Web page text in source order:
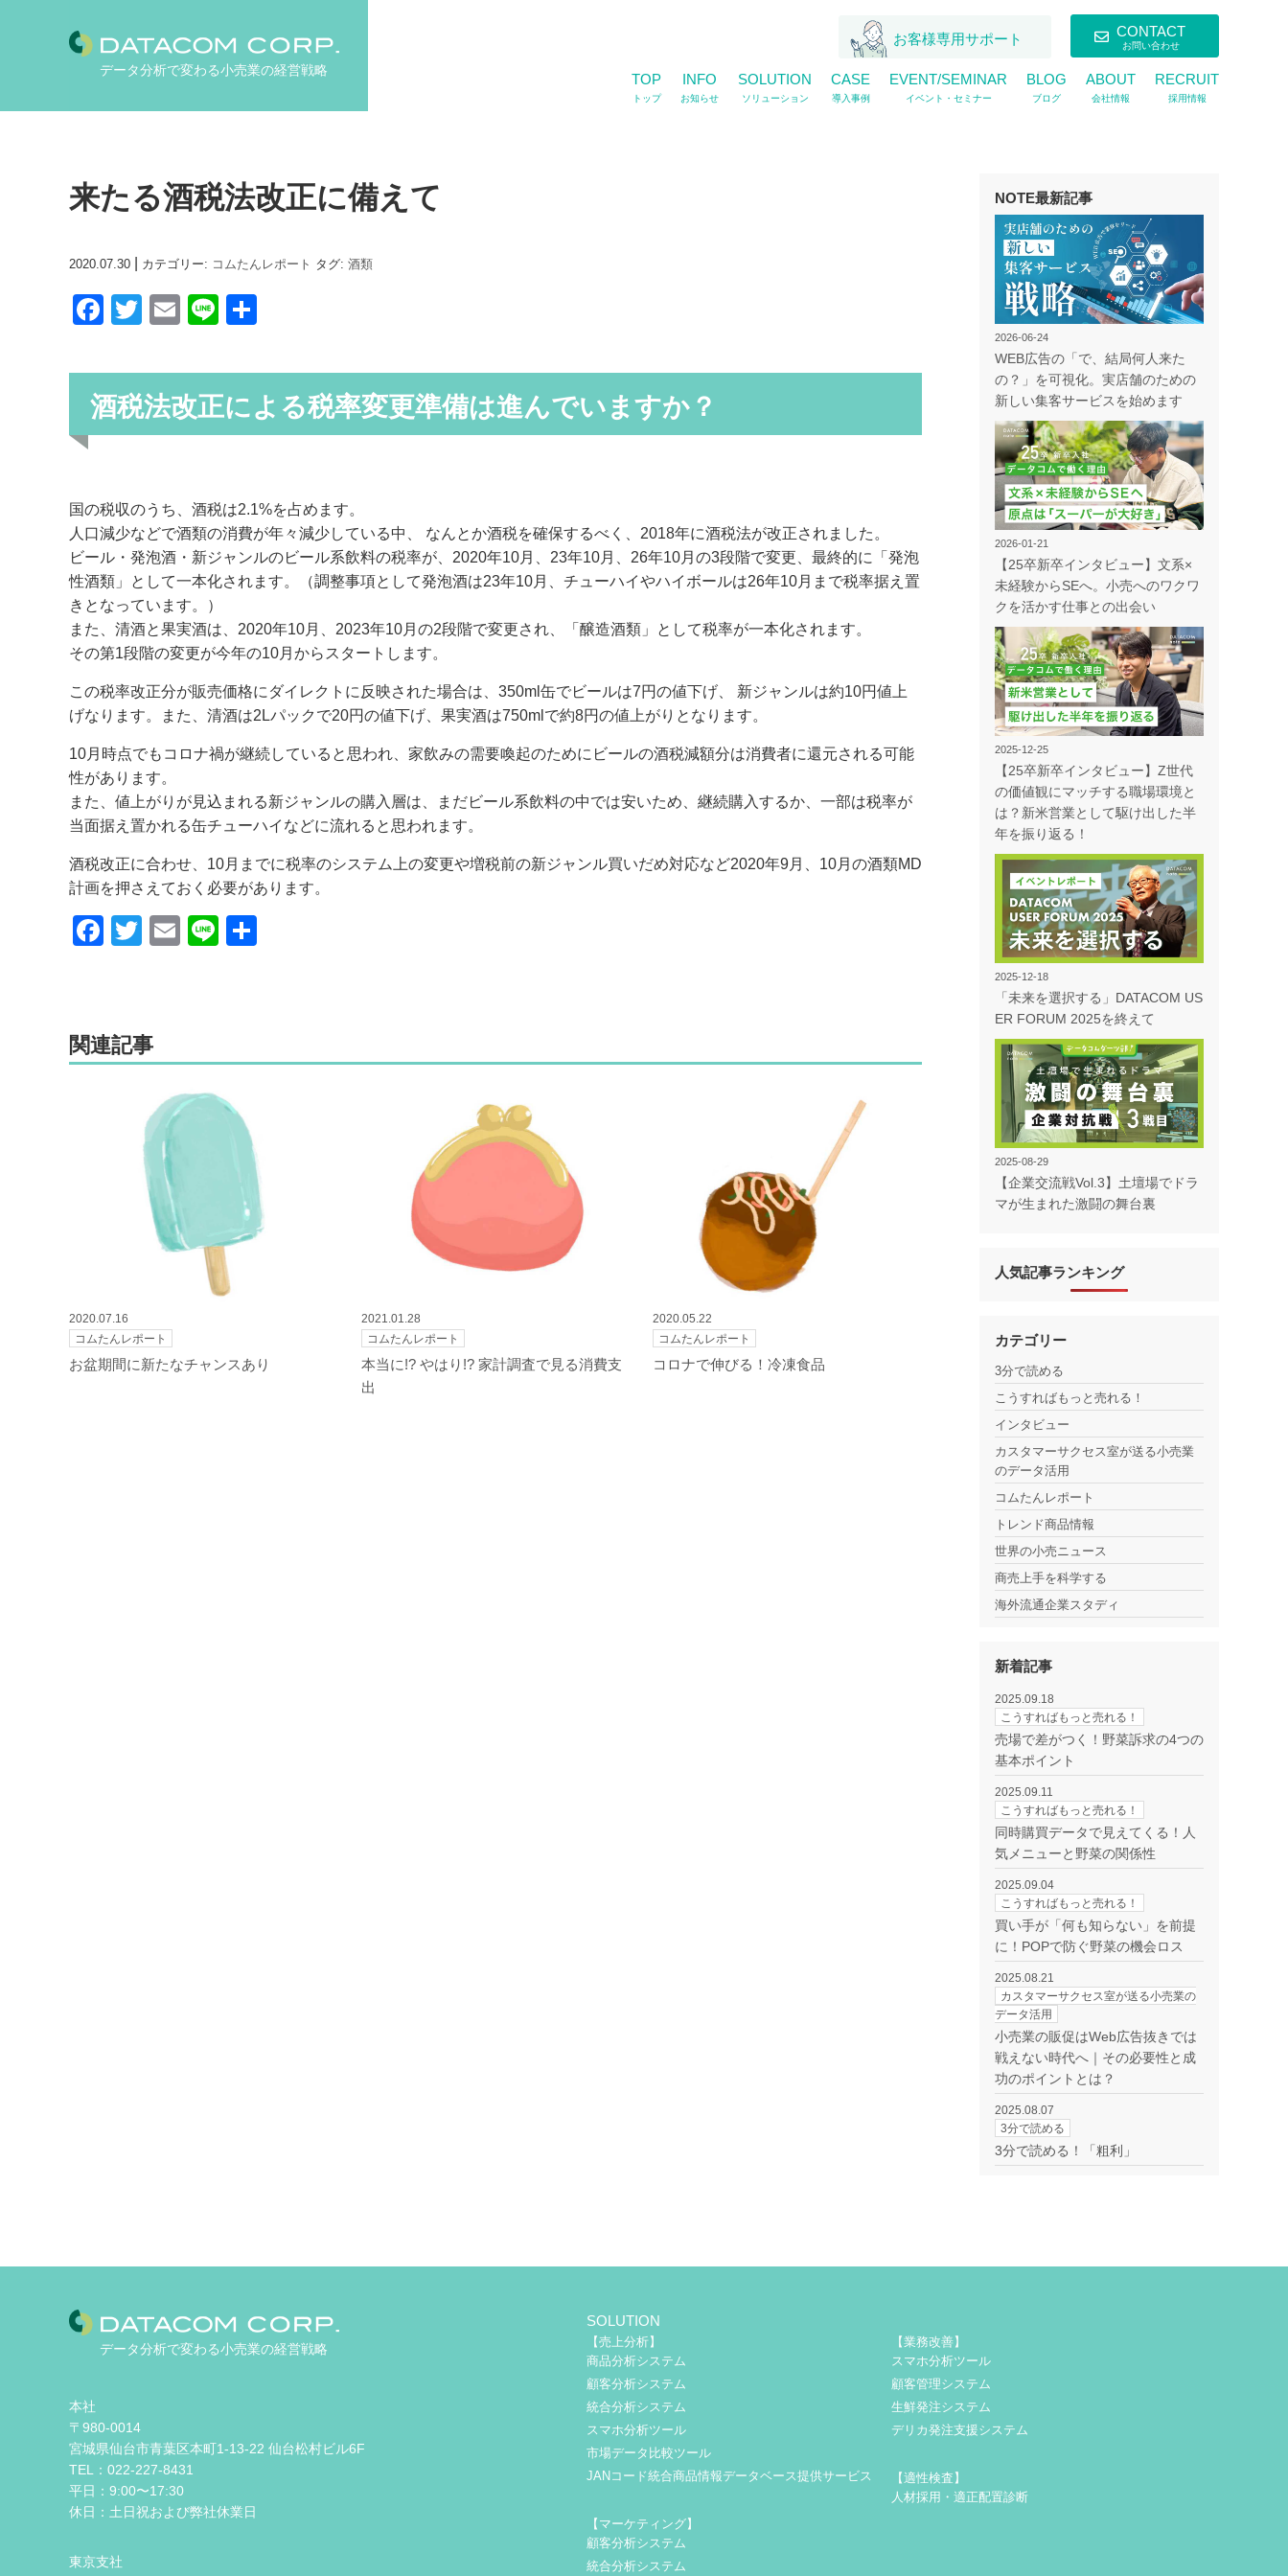
データ分析で変わる小売業の経営戦略
お客様専用サポート CONTACT
お問い合わせ
TOP
トップ
INFO
お知らせ
SOLUTION
ソリューション
CASE
導入事例
EVENT/SEMINAR
イベント・セミナー
BLOG
ブログ
ABOUT
会社情報
RECRUIT
採用情報
来たる酒税法改正に備えて
2020.07.30 カテゴリー: コムたんレポート タグ: 酒類
F
c
e
b
o
k
T
tt
er
E
ail
Li
e
酒税法改正による税率変更準備は進んでいますか？
国の税収のうち、酒税は2.1%を占めます。
人口減少などで酒類の消費が年々減少している中、 なんとか酒税を確保するべく、2018年に酒税法が改正されました。
ビール・発泡酒・新ジャンルのビール系飲料の税率が、2020年10月、23年10月、26年10月の3段階で変更、最終的に「発泡
性酒類」として一本化されます。（調整事項として発泡酒は23年10月、チューハイやハイボールは26年10月まで税率据え置
きとなっています。）
また、清酒と果実酒は、2020年10月、2023年10月の2段階で変更され、「醸造酒類」として税率が一本化されます。
その第1段階の変更が今年の10月からスタートします。
この税率改正分が販売価格にダイレクトに反映された場合は、350ml缶でビールは7円の値下げ、 新ジャンルは約10円値上
げなります。また、清酒は2Lパックで20円の値下げ、果実酒は750mlで約8円の値上がりとなります。
10月時点でもコロナ禍が継続していると思われ、家飲みの需要喚起のためにビールの酒税減額分は消費者に還元される可能
性があります。
また、値上がりが見込まれる新ジャンルの購入層は、まだビール系飲料の中では安いため、継続購入するか、一部は税率が
当面据え置かれる缶チューハイなどに流れると思われます。
酒税改正に合わせ、10月までに税率のシステム上の変更や増税前の新ジャンル買いだめ対応など2020年9月、10月の酒類MD
計画を押さえておく必要があります。
F
b
T
E
Li
関連記事
2020.07.16
コムたんレポート
お盆期間に新たなチャンスあり
2021.01.28
コムたんレポート
本当に!? やはり!? 家計調査で見る消費支
出
2020.05.22
コムたんレポート
コロナで伸びる！冷凍食品
NOTE最新記事
2026-06-24
WEB広告の「で、結局何人来た
の？」を可視化。実店舗のための
新しい集客サービスを始めます
2026-01-21
【25卒新卒インタビュー】文系×
未経験からSEへ。小売へのワクワ
クを活かす仕事との出会い
2025-12-25
【25卒新卒インタビュー】Z世代
の価値観にマッチする職場環境と
は？新米営業として駆け出した半
年を振り返る！
2025-12-18
「未来を選択する」DATACOM US
ER FORUM 2025を終えて
2025-08-29
【企業交流戦Vol.3】土壇場でドラ
マが生まれた激闘の舞台裏
人気記事ランキング
カテゴリー
3分で読める
こうすればもっと売れる！
インタビュー
カスタマーサクセス室が送る小売業
のデータ活用
コムたんレポート
トレンド商品情報
世界の小売ニュース
商売上手を科学する
海外流通企業スタディ
新着記事
2025.09.18
こうすればもっと売れる！
売場で差がつく！野菜訴求の4つの
基本ポイント
2025.09.11
こうすればもっと売れる！
同時購買データで見えてくる！人
気メニューと野菜の関係性
2025.09.04
こうすればもっと売れる！
買い手が「何も知らない」を前提
に！POPで防ぐ野菜の機会ロス
2025.08.21
カスタマーサクセス室が送る小売業の
データ活用
小売業の販促はWeb広告抜きでは
戦えない時代へ｜その必要性と成
功のポイントとは？
2025.08.07
3分で読める
3分で読める！「粗利」
データ分析で変わる小売業の経営戦略
本社
〒980-0014
宮城県仙台市青葉区本町1-13-22 仙台松村ビル6F
TEL：022-227-8431
平日：9:00〜17:30
休日：土日祝および弊社休業日
東京支社
SOLUTION
【売上分析】
商品分析システム
顧客分析システム
統合分析システム
スマホ分析ツール
市場データ比較ツール
JANコード統合商品情報データベース提供サービス
【マーケティング】
顧客分析システム
統合分析システム
【業務改善】
スマホ分析ツール
顧客管理システム
生鮮発注システム
デリカ発注支援システム
【適性検査】
人材採用・適正配置診断